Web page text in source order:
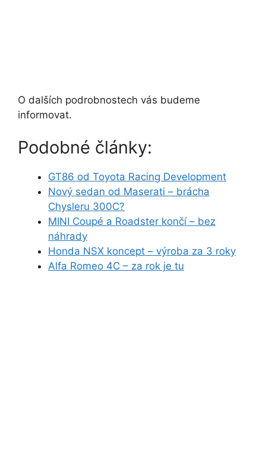
O dalších podrobnostech vás budeme
informovat.
Podobné články:
GT86 od Toyota Racing Development
Nový sedan od Maserati – brácha
Chysleru 300C?
MINI Coupé a Roadster končí – bez
náhrady
Honda NSX koncept – výroba za 3 roky
Alfa Romeo 4C – za rok je tu